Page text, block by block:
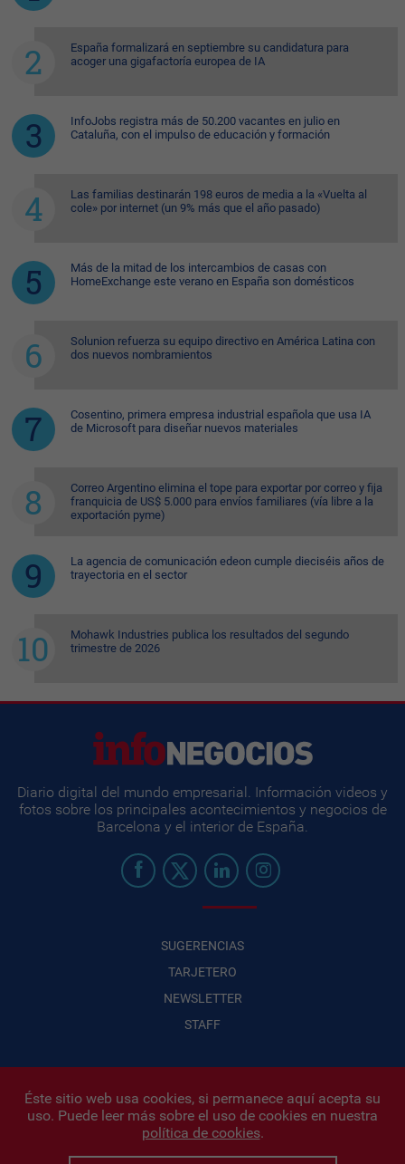
España formalizará en septiembre su candidatura para
acoger una gigafactoría europea de IA
InfoJobs registra más de 50.200 vacantes en julio en
Cataluña, con el impulso de educación y formación
Las familias destinarán 198 euros de media a la «Vuelta al
cole» por internet (un 9% más que el año pasado)
Más de la mitad de los intercambios de casas con
HomeExchange este verano en España son domésticos
Solunion refuerza su equipo directivo en América Latina con
dos nuevos nombramientos
Cosentino, primera empresa industrial española que usa IA
de Microsoft para diseñar nuevos materiales
Correo Argentino elimina el tope para exportar por correo y fija
franquicia de US$ 5.000 para envíos familiares (vía libre a la
exportación pyme)
La agencia de comunicación edeon cumple dieciséis años de
trayectoria en el sector
Mohawk Industries publica los resultados del segundo
trimestre de 2026
Diario digital del mundo empresarial. Información videos y
fotos sobre los principales acontecimientos y negocios de
Barcelona y el interior de España.
SUGERENCIAS
TARJETERO
NEWSLETTER
STAFF
Infonegocios 2026| INFONEGOCIOS S.A. · CUIT: 30710438486 |
Políticas de Privacidad|Protección de datos personales
Iñigo Biain
Éste sitio web usa cookies, si permanece aquí acepta su
uso. Puede leer más sobre el uso de cookies en nuestra
política de cookies.